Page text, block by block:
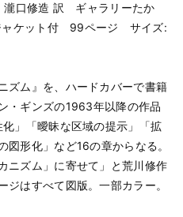
口修造 訳 ギャラリーたか
ケット付 99ページ サイズ:
ズム』を、ハードカバーで書籍
・ギンズの1963年以降の作品
」「曖昧な区域の提示」「拡
形化」など16の章からなる。
ニズム」に寄せて」と荒川修作
ジはすべて図版。一部カラー。